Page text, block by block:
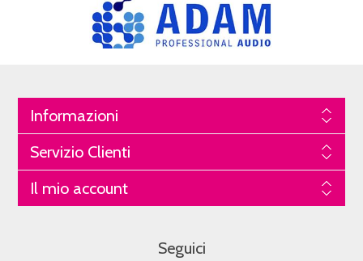
Informazioni
Servizio Clienti
Il mio account
Seguici